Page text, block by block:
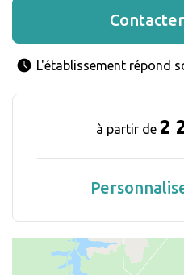
L'établissement répond
à partir de 2